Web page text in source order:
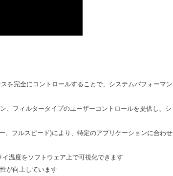
完全にコントロールすることで、システムパフォーマン
、フィルタータイプのユーザーコントロールを提供し、シ
フルスピード)により、特定のアプリケーションに合わせ
温度をソフトウェア上で可視化できます
が向上しています